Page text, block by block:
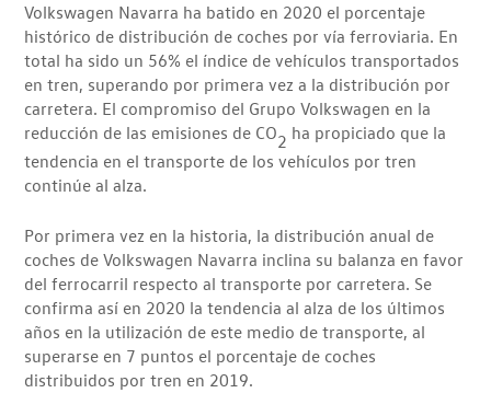
Volkswagen Navarra ha batido en 2020 el porcentaje
histórico de distribución de coches por vía ferroviaria. En
total ha sido un 56% el índice de vehículos transportados
en tren, superando por primera vez a la distribución por
carretera. El compromiso del Grupo Volkswagen en la
reducción de las emisiones de CO2 ha propiciado que la
tendencia en el transporte de los vehículos por tren
continúe al alza.
Por primera vez en la historia, la distribución anual de
coches de Volkswagen Navarra inclina su balanza en favor
del ferrocarril respecto al transporte por carretera. Se
confirma así en 2020 la tendencia al alza de los últimos
años en la utilización de este medio de transporte, al
superarse en 7 puntos el porcentaje de coches
distribuidos por tren en 2019.